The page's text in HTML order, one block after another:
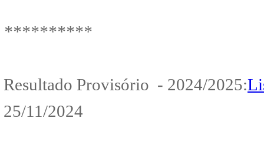
**********
Resultado Provisório - 2024/2025:
25/11/2024